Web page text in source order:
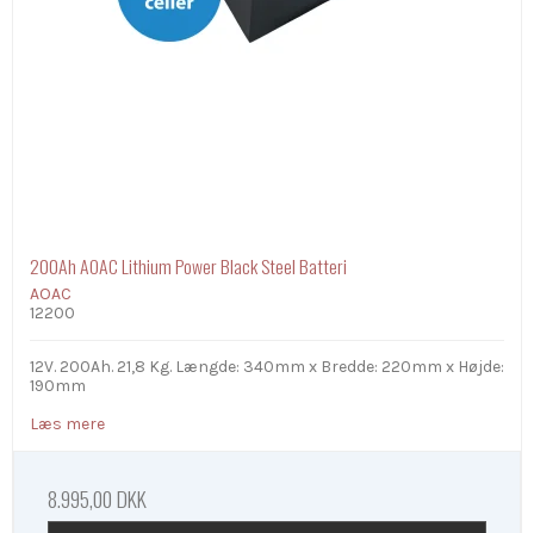
200Ah AOAC Lithium Power Black Steel Batteri
AOAC
12200
12V. 200Ah. 21,8 Kg. Længde: 340mm x Bredde: 220mm x Højde:
190mm
Læs mere
8.995,00 DKK